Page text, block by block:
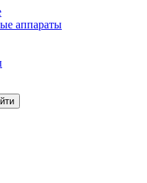
аппараты